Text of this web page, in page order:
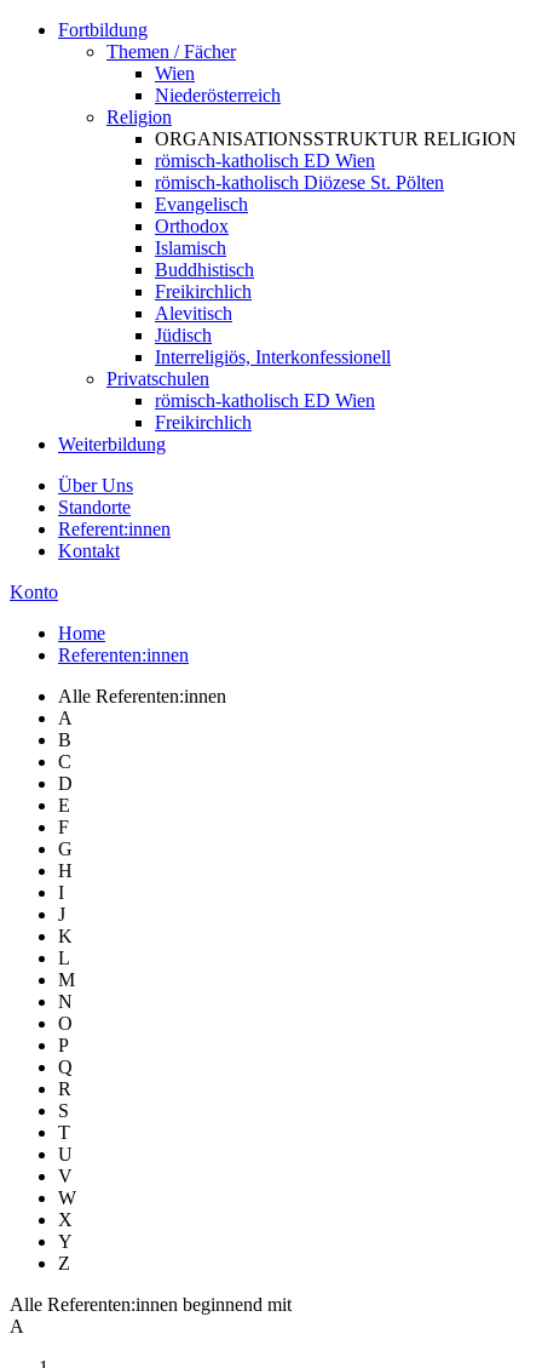
Fortbildung
Themen / Fächer
Wien
Niederösterreich
Religion
ORGANISATIONSSTRUKTUR RELIGION
römisch-katholisch ED Wien
römisch-katholisch Diözese St. Pölten
Evangelisch
Orthodox
Islamisch
Buddhistisch
Freikirchlich
Alevitisch
Jüdisch
Interreligiös, Interkonfessionell
Privatschulen
römisch-katholisch ED Wien
Freikirchlich
Weiterbildung
Über Uns
Standorte
Referent:innen
Kontakt
Konto
Home
Referenten:innen
Alle Referenten:innen
A
B
C
D
E
F
G
H
I
J
K
L
M
N
O
P
Q
R
S
T
U
V
W
X
Y
Z
Alle Referenten:innen beginnend mit
A